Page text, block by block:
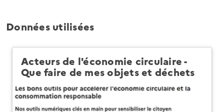
Données utilisées
Acteurs de l'économie circulaire -
Que faire de mes objets et déchets